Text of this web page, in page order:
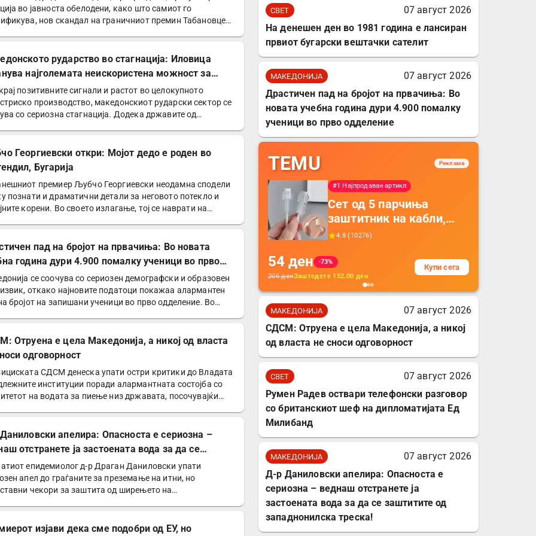
во јавноста обелодени, како што самиот го
нов скандал на граничниот премин Табановце…
рударство во стагнација: Иловица
најголемата неискористена можност за
раст
позитивните сигнали и растот во целокупното
производство, македонскиот рударски сектор се
со сериозна стагнација. Додека државите од
Георгиевски откри: Мојот дедо е роден во
Бугарија
премиер Љубчо Георгиевски неодамна сподели
познати и драматични детали за неговото потекло и
корени. Во своето излагање, тој се наврати на…
пад на бројот на првачиња: Во новата
година дури 4.900 помалку ученици во прво
се соочува со сериозен демографски и образовен
откако најновите податоци покажаа алармантен
бројот на запишани ученици во прво одделение. Во…
Отруена е цела Македонија, а никој од власта
одговорност
СДСМ денеска упати остри критики до Владата
институции поради алармантната состојба со
на водата за пиење низ државата, посочувајќи…
апелира: Опасноста е сериозна –
отстранете ја застоената вода за да се
од западнонилска треска!
епидемиолог д-р Драган Даниловски упати
апел до граѓаните за преземање на итни, но
чекори за заштита од ширењето на
изјави дека сме подобри од ЕУ, но
СВЕТ
07 август 2026
На денешен ден во 1981 година е лансиран
првиот бугарски вештачки сателит
МАКЕДОНИЈА
07 август 2026
Драстичен пад на бројот на првачиња: Во
новата учебна година дури 4.900 помалку
ученици во прво одделение
TEMU Реклама
#1 Најпродаван артикл
Сет од 5 парчиња
заштитник на кабли,
прекривка за заштита
додатоци за заштита на
кабли, без батерија, за
мобилни телефони,
комплет за заштита на
4.8 (10276)
54 ден
-73%
206денЗаштедете 152.00 ден
Купи сега
МАКЕДОНИЈА
07 август 2026
СДСМ: Отруена е цела Македонија, а никој
од власта не сноси одговорност
СВЕТ
07 август 2026
Румен Радев оствари телефонски разговор
со британскиот шеф на дипломатијата Ед
Милибанд
МАКЕДОНИЈА
07 август 2026
Д-р Даниловски апелира: Опасноста е
сериозна – веднаш отстранете ја
застоената вода за да се заштитите од
западнонилска треска!